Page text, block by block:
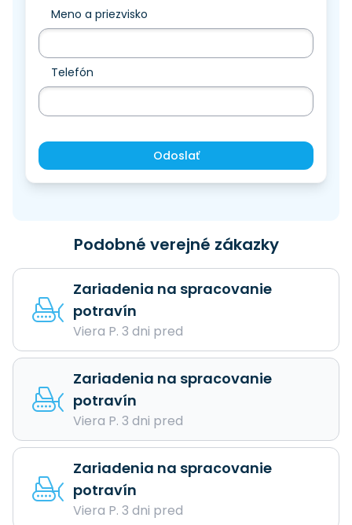
Meno a priezvisko
Telefón
Odoslať
Podobné verejné zákazky
Zariadenia na spracovanie
potravín
Viera P. 3 dni pred
Zariadenia na spracovanie
potravín
Viera P. 3 dni pred
Zariadenia na spracovanie
potravín
Viera P. 3 dni pred